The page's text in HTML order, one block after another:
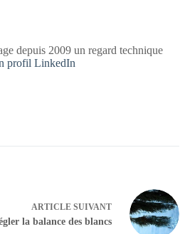
depuis 2009 un regard technique
profil LinkedIn
ARTICLESUIVANT
la balance des blancs